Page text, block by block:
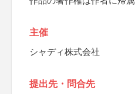
主催
シャディ株式会社
提出先・問合先